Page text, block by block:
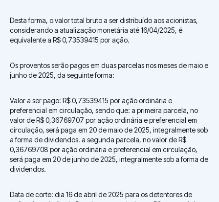
Desta forma, o valor total bruto a ser distribuído aos acionistas,
considerando a atualização monetária até 16/04/2025, é
equivalente a R$ 0,73539415 por ação.
Os proventos serão pagos em duas parcelas nos meses de maio e
junho de 2025, da seguinte forma:
Valor a ser pago: R$ 0,73539415 por ação ordinária e
preferencial em circulação, sendo que: a primeira parcela, no
valor de R$ 0,36769707 por ação ordinária e preferencial em
circulação, será paga em 20 de maio de 2025, integralmente sob
a forma de dividendos. a segunda parcela, no valor de R$
0,36769708 por ação ordinária e preferencial em circulação,
será paga em 20 de junho de 2025, integralmente sob a forma de
dividendos.
Data de corte: dia 16 de abril de 2025 para os detentores de